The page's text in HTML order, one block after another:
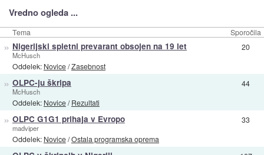
Vredno ogleda ...
Tema Sporočila
» Nigerijski spletni prevarant obsojen na 19 let
McHusch
Oddelek: Novice/Zasebnost
20
» OLPC-ju škripa
McHusch
Oddelek: Novice/Rezultati
44
» OLPC G1G1 prihaja v Evropo
madviper
Oddelek: Novice/Ostala programska oprema
33